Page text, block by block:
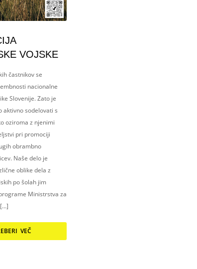
VOJSKE
častnikov se
nacionalne
Slovenije. Zato je
aktivno sodelovati s
oziroma z njenimi
pri promociji
obrambno
Naše delo je
oblike dela z
po šolah jim
Ministrstva za
VEČ